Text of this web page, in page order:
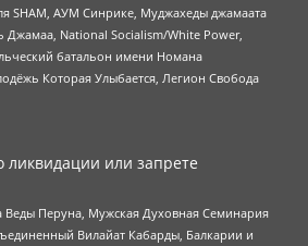
SHAM, АУМ Синрике, Муджахеды джамаата
Джамаа, National Socialism/White Power,
батальон имени Номана
Которая Улыбается, Легион Свобода
или запрете
Перуна, Мужская Духовная Семинария
Вилайат Кабарды, Балкарии и